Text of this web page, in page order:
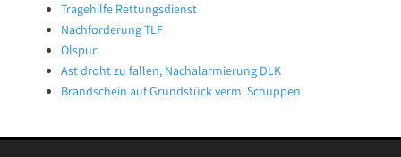
Tragehilfe Rettungsdienst
Nachforderung TLF
Ölspur
Ast droht zu fallen, Nachalarmierung DLK
Brandschein auf Grundstück verm. Schuppen